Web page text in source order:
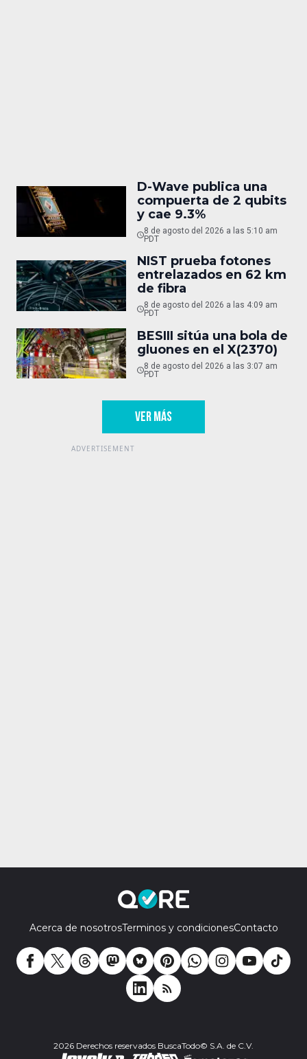
D-Wave publica una
compuerta de 2 qubits
y cae 9.3%
8 de agosto del 2026 a las 5:10 am
PDT
NIST prueba fotones
entrelazados en 62 km
de fibra
8 de agosto del 2026 a las 4:09 am
PDT
BESIII sitúa una bola de
gluones en el X(2370)
8 de agosto del 2026 a las 3:07 am
PDT
VER MÁS
Acerca de nosotrosTerminos y condicionesContacto
2026 Derechos reservados BuscaTodo© S.A. de C.V.